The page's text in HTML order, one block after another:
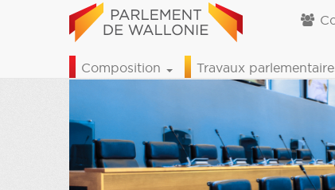
Composition Travaux